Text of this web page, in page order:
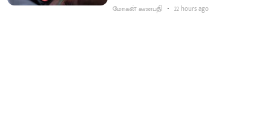
மோகன் கணபதி 22 hours ago